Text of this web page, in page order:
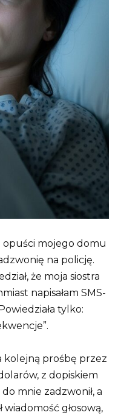
opuści mojego domu
na policję.
że moja siostra
napisałam SMS-
tylko:
kolejną prośbę przez
z dopiskiem
mnie zadzwonił, a
wiadomość głosową,